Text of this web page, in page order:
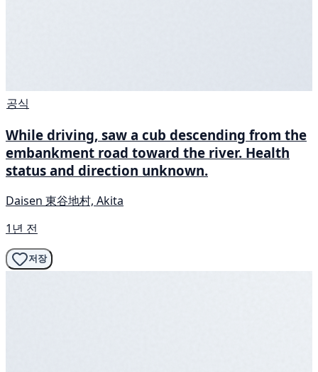
공식
While driving, saw a cub descending from the
embankment road toward the river. Health
status and direction unknown.
Daisen 東谷地村, Akita
1년 전
저장